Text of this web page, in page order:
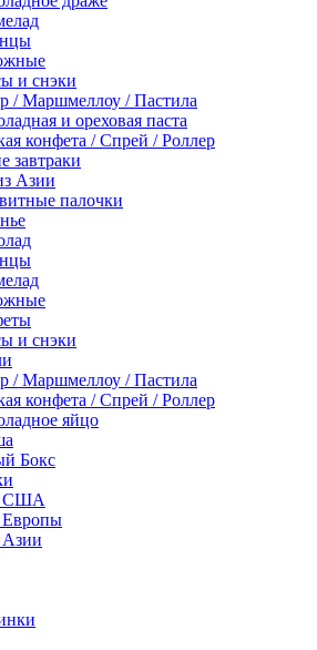
и снэки
/ Маршмеллоу / Пастила
и ореховая паста
конфета / Спрей / Роллер
завтраки
Азии
палочки
и снэки
/ Маршмеллоу / Пастила
конфета / Спрей / Роллер
яйцо
Бокс
США
Европы